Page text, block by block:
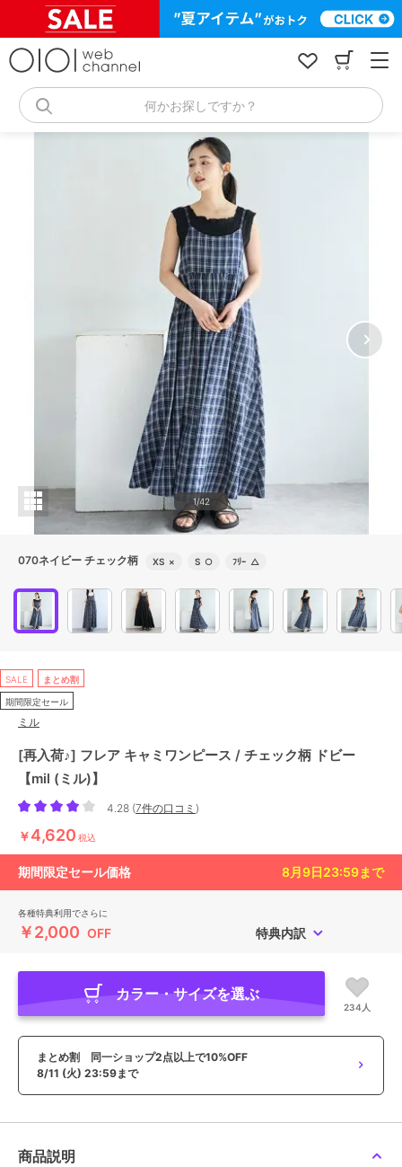
何かお探しですか？
1/42
070ネイビー チェック柄 XS × S ○ ﾌﾘｰ △
SALE まとめ割
期間限定セール
ミル
[再入荷♪] フレア キャミワンピース / チェック柄 ドビー
【mil (ミル)】
4.28 (7件の口コミ )
￥4,620 税込
期間限定セール価格 8月9日23:59まで
各種特典利用でさらに
￥2,000 OFF 特典内訳
カラー・サイズを選ぶ
234人
まとめ割 同一ショップ2点以上で10%OFF
8/11 (火) 23:59まで
商品説明